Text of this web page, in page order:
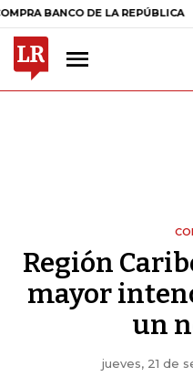
DE LA REPÚBLICA $
Región
mayor
un
jueves, 21 de